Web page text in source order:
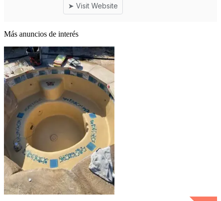
Más anuncios de interés